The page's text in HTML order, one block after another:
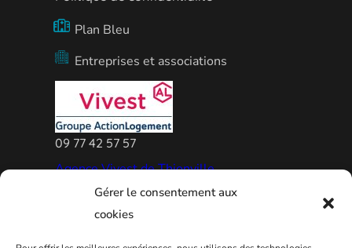
Gérer le consentement aux
cookies
Plan Bleu
Entreprises et associations
09 77 42 57 57
Agence Vivest de Thionville